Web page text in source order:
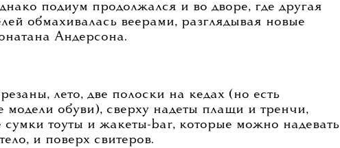
подиум продолжался и во дворе, где другая
обмахивалась веерами, разглядывая новые
Андерсона.
лето, две полоски на кедах (но есть
модели обуви), сверху надеты плащи и тренчи,
тоуты и жакеты-bar, которые можно надевать
и поверх свитеров.